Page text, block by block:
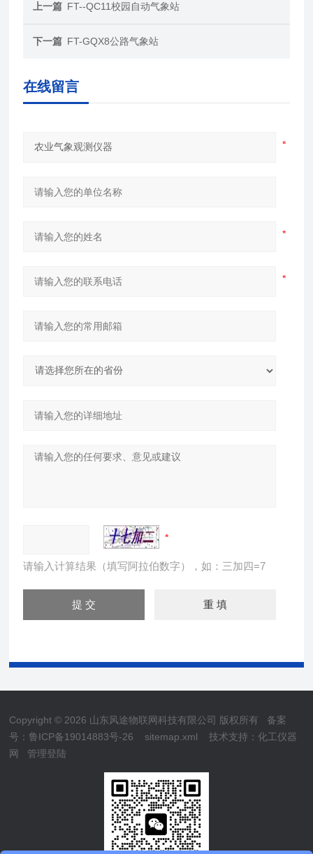
上一篇 FT--QC11校园自动气象站
下一篇 FT-GQX8公路气象站
在线留言
请输入计算结果（填写阿拉伯数字），如：三加四=7
Copyright © 2026 山东风途物联网科技有限公司 版权所有 备案
号：鲁ICP备19014883号-26
sitemap.xml 技术支持：化工仪器
网
管理登陆